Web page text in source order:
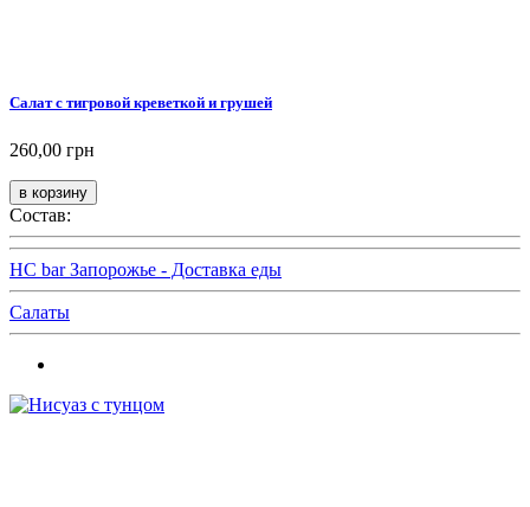
Салат с тигровой креветкой и грушей
260,00 грн
Состав:
HC bar Запорожье - Доставка еды
Салаты